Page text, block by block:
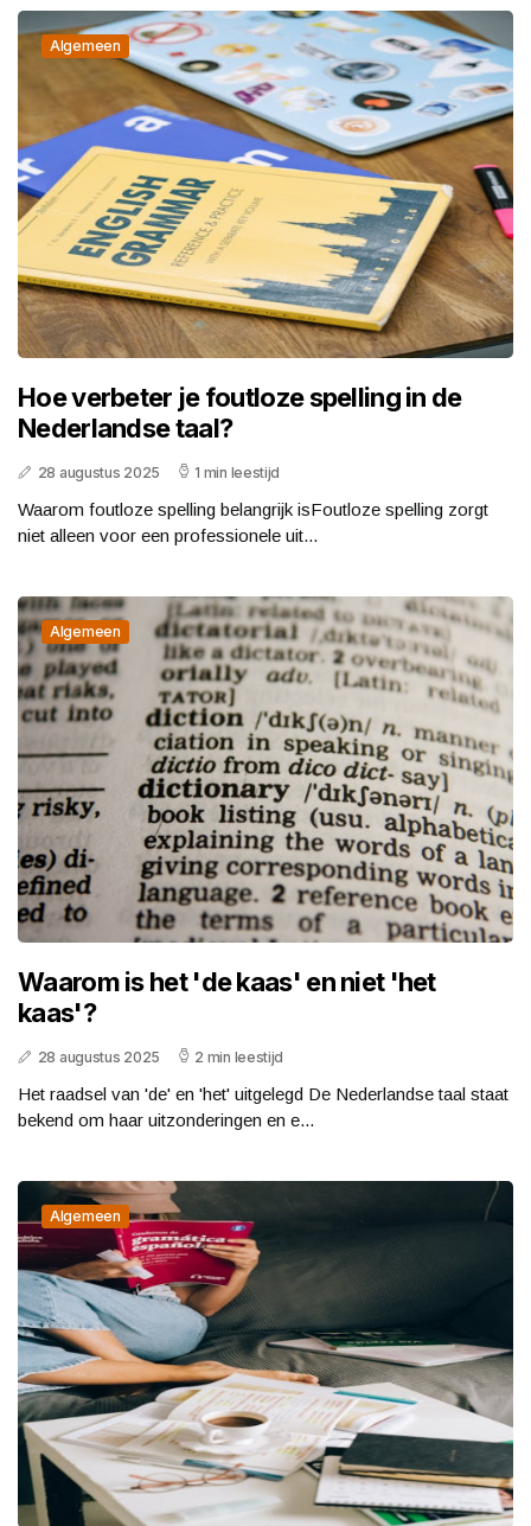
Algemeen
Hoe verbeter je foutloze spelling in de
Nederlandse taal?
28 augustus 2025 1 min leestijd
Waarom foutloze spelling belangrijk isFoutloze spelling zorgt
niet alleen voor een professionele uit...
Algemeen
Waarom is het 'de kaas' en niet 'het
kaas'?
28 augustus 2025 2 min leestijd
Het raadsel van 'de' en 'het' uitgelegd De Nederlandse taal staat
bekend om haar uitzonderingen en e...
Algemeen